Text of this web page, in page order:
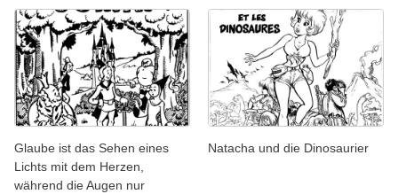
Glaube ist das Sehen eines
Lichts mit dem Herzen,
während die Augen nur
Natacha und die Dinosaurier